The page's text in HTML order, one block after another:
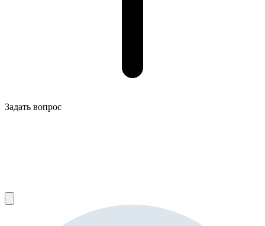
Задать вопрос